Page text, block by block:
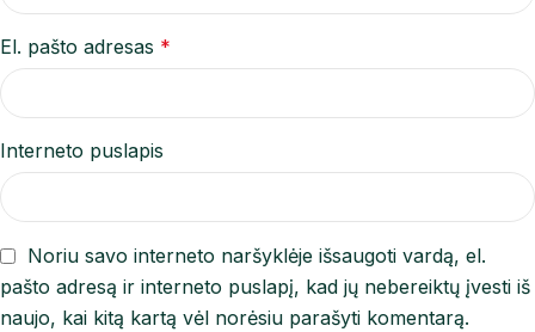
El. pašto adresas *
Interneto puslapis
Noriu savo interneto naršyklėje išsaugoti vardą, el.
pašto adresą ir interneto puslapį, kad jų nebereiktų įvesti iš
naujo, kai kitą kartą vėl norėsiu parašyti komentarą.